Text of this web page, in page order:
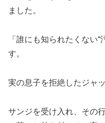
ました。
「誰にも知られたくない
す。
実の息子を拒絶したジャッ
サンジを受け入れ、その